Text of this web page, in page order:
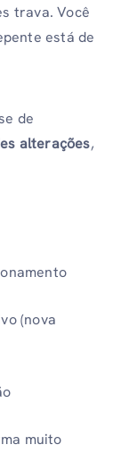
trava. Você
está de
de
alterações,
(nova
muito